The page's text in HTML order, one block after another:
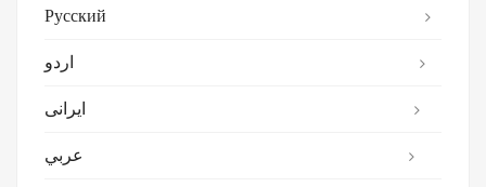
Русский
اردو
ایرانی
عربي